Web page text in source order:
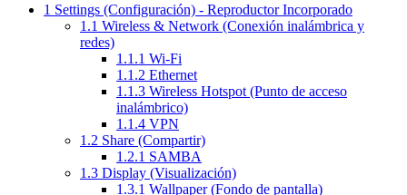
1 Settings (Configuración) - Reproductor Incorporado
1.1 Wireless & Network (Conexión inalámbrica y
redes)
1.1.1 Wi-Fi
1.1.2 Ethernet
1.1.3 Wireless Hotspot (Punto de acceso
inalámbrico)
1.1.4 VPN
1.2 Share (Compartir)
1.2.1 SAMBA
1.3 Display (Visualización)
1.3.1 Wallpaper (Fondo de pantalla)